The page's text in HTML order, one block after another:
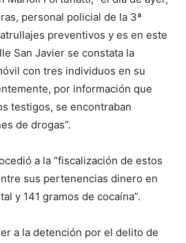
personal policial de la 3ª
preventivos y es en este
San Javier se constata la
con tres individuos en su
por información que
testigos, se encontraban
de drogas”.
a la “fiscalización de estos
sus pertenencias dinero en
y 141 gramos de cocaína”.
a la detención por el delito de